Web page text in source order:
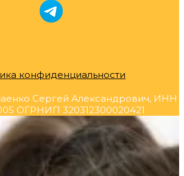
конфиденциальности
Сергей Александрович, ИНН
ОГРНИП 320312300020421